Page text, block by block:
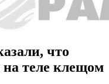
что
на теле клещом